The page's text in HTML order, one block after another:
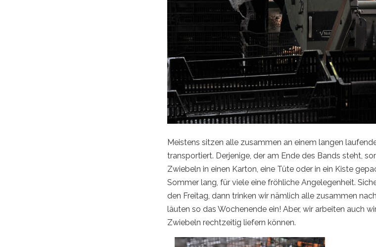
Meistens sitzen alle zusammen an einem langen
transportiert. Derjenige, der am Ende des Bands steht,
Zwiebeln in einen Karton, eine Tüte oder in ein Kiste
Sommer lang, für viele eine fröhliche Angelegenheit.
den Freitag, dann trinken wir nämlich alle zusammen
läuten so das Wochenende ein! Aber, wir arbeiten auch
Zwiebeln rechtzeitig liefern können.